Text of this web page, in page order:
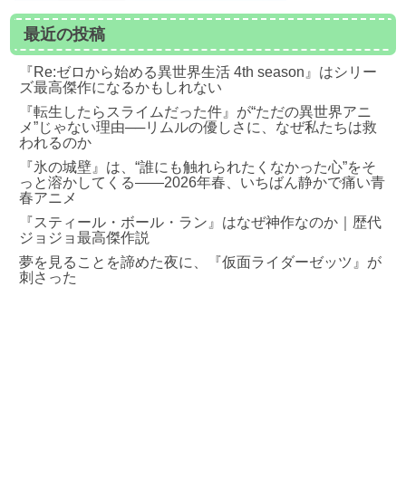
最近の投稿
『Re:ゼロから始める異世界生活 4th season』はシリー
ズ最高傑作になるかもしれない
『転生したらスライムだった件』が“ただの異世界アニ
メ”じゃない理由──リムルの優しさに、なぜ私たちは救
われるのか
『氷の城壁』は、“誰にも触れられたくなかった心”をそ
っと溶かしてくる――2026年春、いちばん静かで痛い青
春アニメ
『スティール・ボール・ラン』はなぜ神作なのか｜歴代
ジョジョ最高傑作説
夢を見ることを諦めた夜に、『仮面ライダーゼッツ』が
刺さった